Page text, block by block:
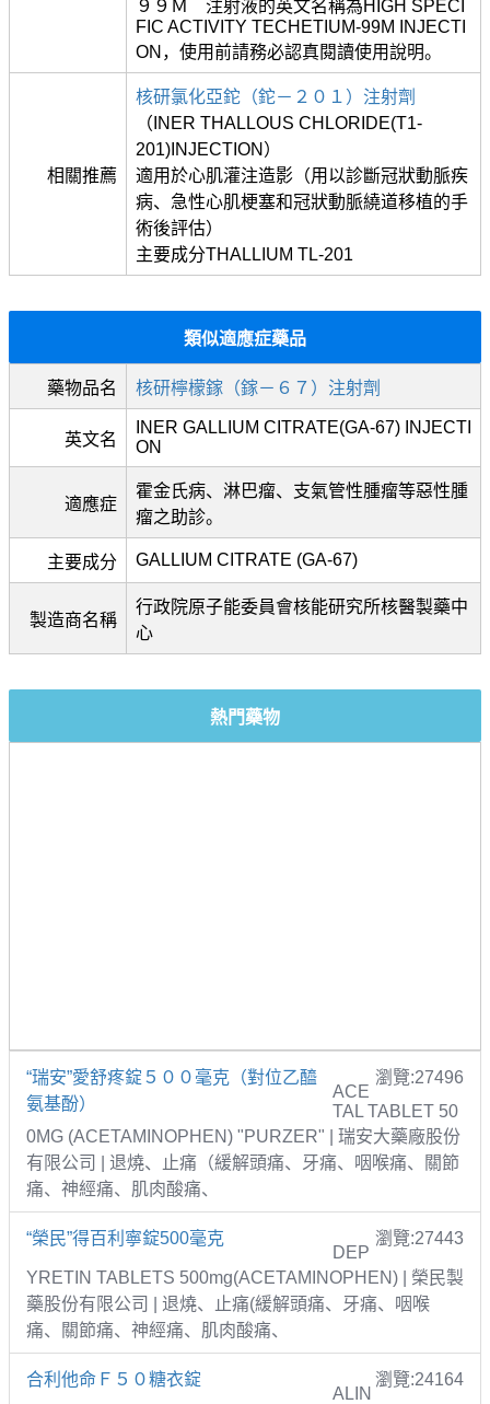
９９Ｍ 注射液的英文名稱為HIGH SPECI
FIC ACTIVITY TECHETIUM-99M INJECTI
ON，使用前請務必認真閱讀使用說明。
相關推薦
核研氯化亞鉈（鉈－２０１）注射劑
（INER THALLOUS CHLORIDE(T1-
201)INJECTION）
適用於心肌灌注造影（用以診斷冠狀動脈疾
病、急性心肌梗塞和冠狀動脈繞道移植的手
術後評估）
主要成分THALLIUM TL-201
類似適應症藥品
藥物品名 核研檸檬鎵（鎵－６７）注射劑
英文名
INER GALLIUM CITRATE(GA-67) INJECTI
ON
適應症
霍金氏病、淋巴瘤、支氣管性腫瘤等惡性腫
瘤之助診。
主要成分 GALLIUM CITRATE (GA-67)
製造商名稱
行政院原子能委員會核能研究所核醫製藥中
心
熱門藥物
“瑞安”愛舒疼錠５００毫克（對位乙醯
氨基酚）
瀏覽:27496
ACE
TAL TABLET 50
0MG (ACETAMINOPHEN) "PURZER" | 瑞安大藥廠股份
有限公司 | 退燒、止痛（緩解頭痛、牙痛、咽喉痛、關節
痛、神經痛、肌肉酸痛、
“榮民”得百利寧錠500毫克 瀏覽:27443
DEP
YRETIN TABLETS 500mg(ACETAMINOPHEN) | 榮民製
藥股份有限公司 | 退燒、止痛(緩解頭痛、牙痛、咽喉
痛、關節痛、神經痛、肌肉酸痛、
合利他命Ｆ５０糖衣錠 瀏覽:24164
ALIN